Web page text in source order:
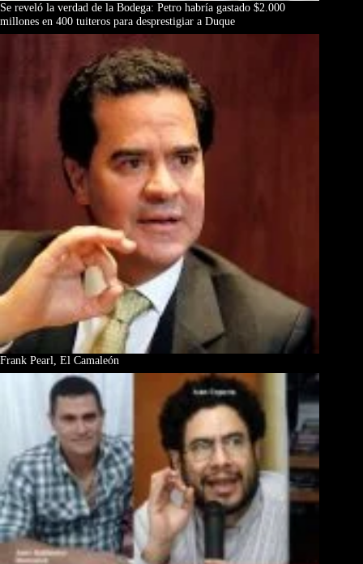
Se reveló la verdad de la Bodega: Petro habría gastado $2.000
millones en 400 tuiteros para desprestigiar a Duque
Frank Pearl, El Camaleón